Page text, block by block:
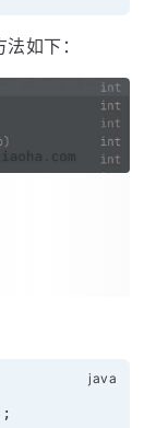
如下：
;